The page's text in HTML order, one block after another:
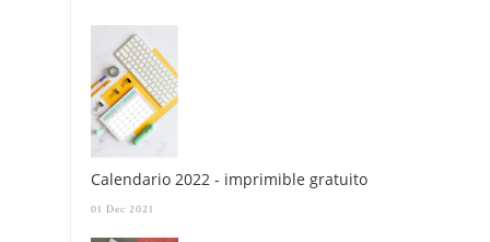
Calendario 2022 - imprimible gratuito
01 Dec 2021